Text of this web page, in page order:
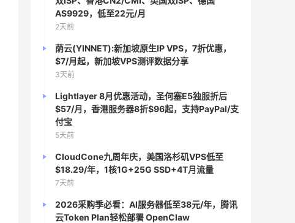
AS9929，低至22元/月
2天前
荫云(YINNET):新加坡原生IP VPS，7折优惠，
$7/月起，新加坡VPS测评数据分享
3天前
Lightlayer 8月优惠活动，圣何塞E5独服折后
$57/月，香港服务器8折$96起，支持PayPal/支
付宝
5天前
CloudCone九周年庆，美国洛杉矶VPS低至
$18.29/年，1核1G+25G SSD+4T月流量
7天前
2026采购季必看：AI服务器低至38元/年，腾讯
云Token Plan轻松部署 OpenClaw